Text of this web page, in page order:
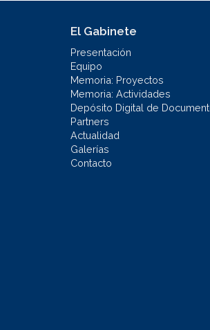
El Gabinete
Presentación
Equipo
Memoria: Proyectos
Memoria: Actividades
Depósito Digital de
Partners
Actualidad
Galerías
Contacto